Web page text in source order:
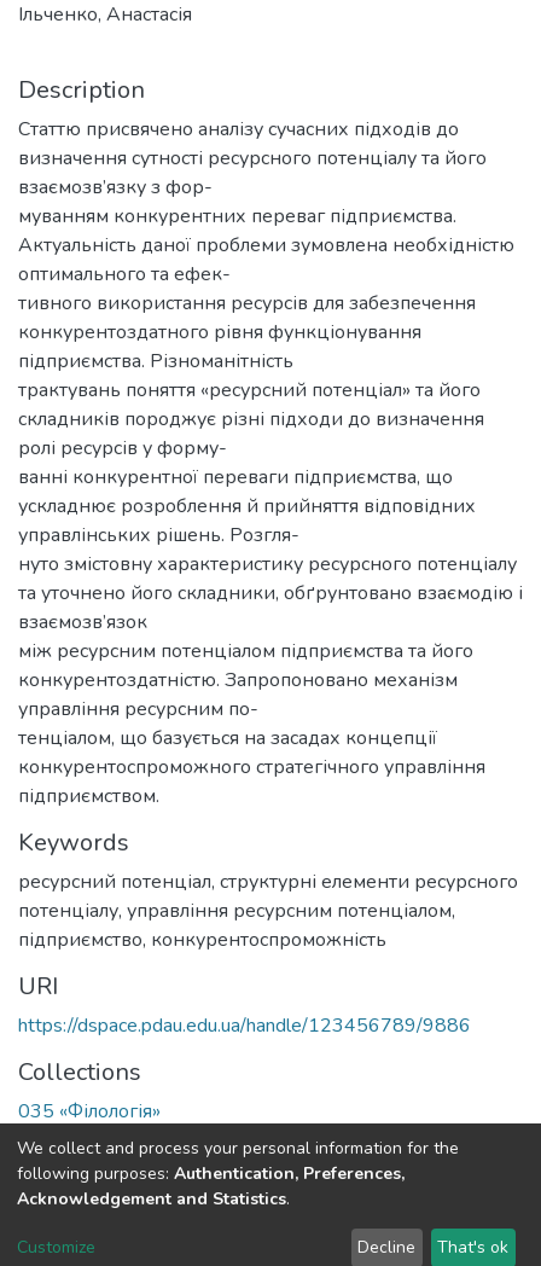
Ільченко, Анастасія
Description
Статтю присвячено аналізу сучасних підходів до
визначення сутності ресурсного потенціалу та його
взаємозв’язку з фор-
муванням конкурентних переваг підприємства.
Актуальність даної проблеми зумовлена необхідністю
оптимального та ефек-
тивного використання ресурсів для забезпечення
конкурентоздатного рівня функціонування
підприємства. Різноманітність
трактувань поняття «ресурсний потенціал» та його
складників породжує різні підходи до визначення
ролі ресурсів у форму-
ванні конкурентної переваги підприємства, що
ускладнює розроблення й прийняття відповідних
управлінських рішень. Розгля-
нуто змістовну характеристику ресурсного потенціалу
та уточнено його складники, обґрунтовано взаємодію і
взаємозв’язок
між ресурсним потенціалом підприємства та його
конкурентоздатністю. Запропоновано механізм
управління ресурсним по-
тенціалом, що базується на засадах концепції
конкурентоспроможного стратегічного управління
підприємством.
Keywords
ресурсний потенціал, структурні елементи ресурсного
потенціалу, управління ресурсним потенціалом,
підприємство, конкурентоспроможність
URI
https://dspace.pdau.edu.ua/handle/123456789/9886
Collections
035 «Філологія»
Full item page
DSpace software copyright © 2002-2026 LYRASIS
We collect and process your personal information for the
following purposes: Authentication, Preferences,
Acknowledgement and Statistics.
Customize Decline That's ok